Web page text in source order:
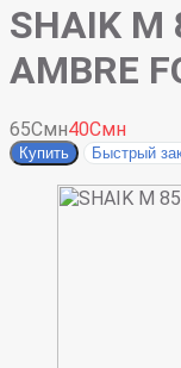
SHAIK M
AMBRE
65Смн40Смн
Купить Быстрый